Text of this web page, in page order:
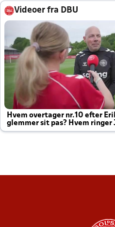
Videoer fra DBU
Hvem overtager nr.10 efter
glemmer sit pas? Hvem ringer
altid til efter kampe?